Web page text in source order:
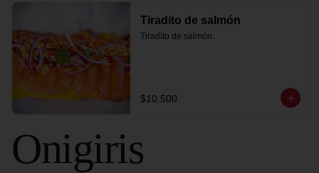
Tiradito de salmón
Tiradito de salmón.
$10.500
Onigiris